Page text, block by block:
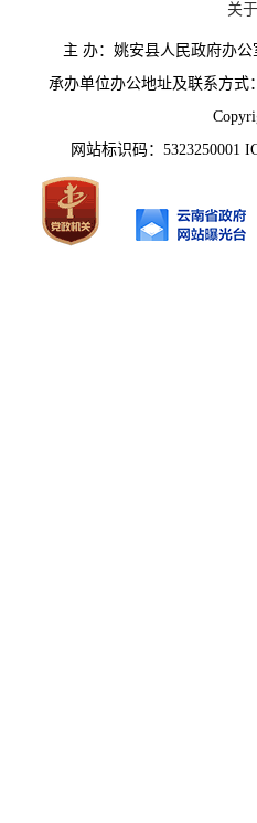
关
主 办：姚安县人民政府办
承办单位办公地址及联系方式
网站标识码：5323250001